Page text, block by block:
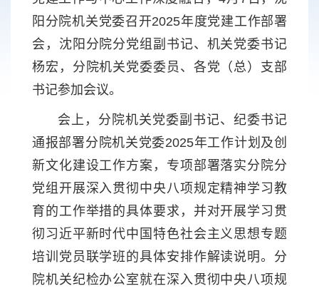
阳分院机关党委召开2025年度党建工作部署
会，沈阳分院分党组副书记、机关党委书记
杨宏，分院机关党委委员、各党（总）支部
书记参加会议。
会上，分院机关党委副书记、纪委书记
通报部署分院机关党委2025年工作计划及创
新文化建设工作方案，专项部署落实分院分
党组开展深入贯彻中央八项规定精神学习教
育的工作举措的具体要求，并对开展学习贯
彻习近平新时代中国特色社会主义思想专题
培训党员联学班的具体安排作解读说明。分
院机关纪检办公室就在深入贯彻中央八项规